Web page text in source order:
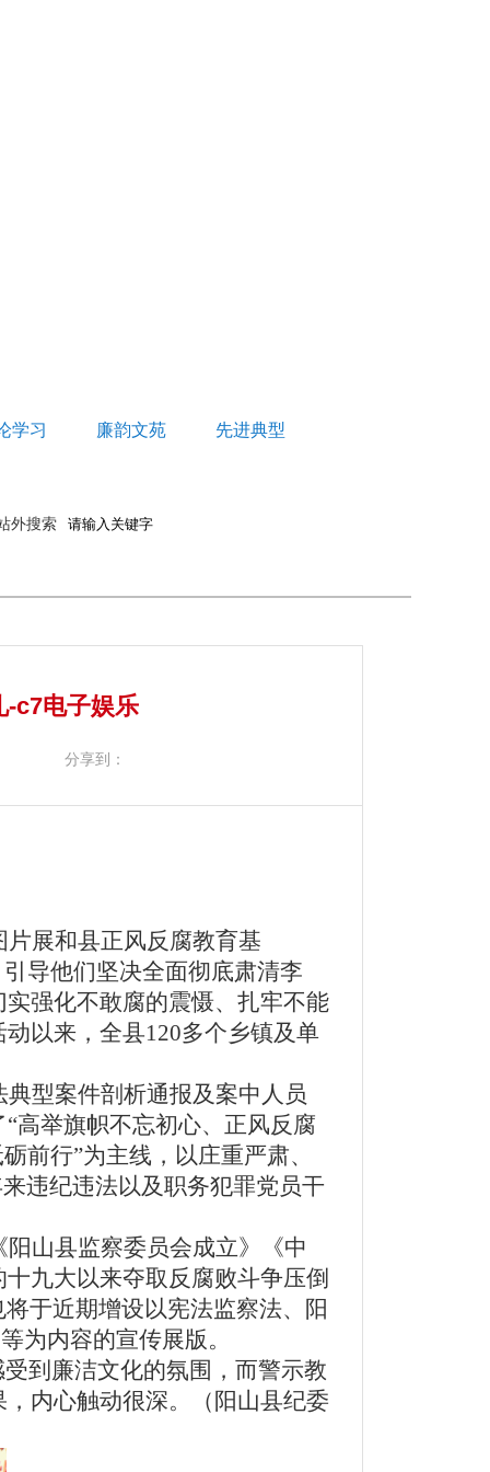
学习 廉韵文苑 先进典型
外搜索
-c7电子娱乐
分享到：
片展和县正风反腐教育基
导他们坚决全面彻底肃清李
强化不敢腐的震慑、扎牢不能
以来，全县120多个乡镇及单
型案件剖析通报及案中人员
高举旗帜不忘初心、正风反腐
前行”为主线，以庄重严肃、
违纪违法以及职务犯罪党员干
山县监察委员会成立》《中
九大以来夺取反腐败斗争压倒
将于近期增设以宪法监察法、阳
为内容的宣传展版。
到廉洁文化的氛围，而警示教
内心触动很深。（阳山县纪委